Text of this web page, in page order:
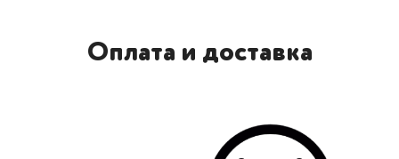
Оплата и доставка